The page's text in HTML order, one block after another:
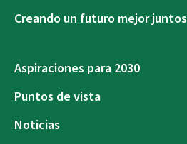
Creando un futuro mejor juntos
Aspiraciones para 2030
Puntos de vista
Noticias